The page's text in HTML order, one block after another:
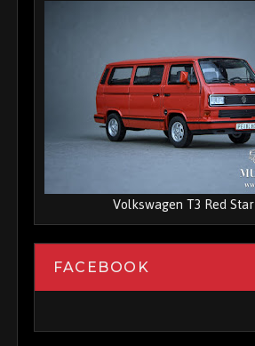
Volkswagen T3 Red Star
FACEBOOK